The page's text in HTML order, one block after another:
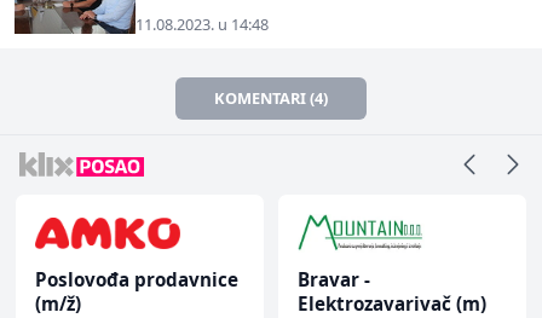
11.08.2023. u 14:48
KOMENTARI (4)
Poslovođa prodavnice
(m/ž)
Bravar -
Elektrozavarivač (m)